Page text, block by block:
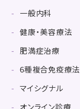
一般内科
健康・美容療法
肥満症治療
6種複合免疫療法
マイシグナル
オンライン診療